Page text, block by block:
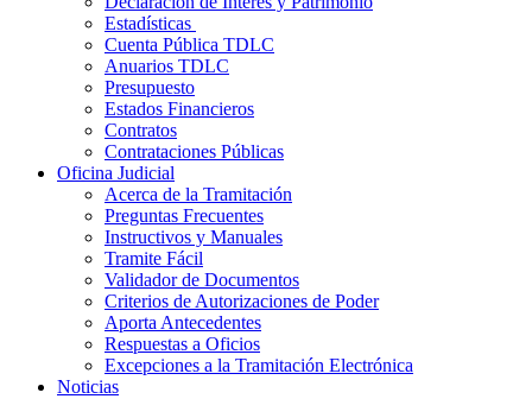
Estadísticas
Cuenta Pública TDLC
Anuarios TDLC
Presupuesto
Estados Financieros
Contratos
Contrataciones Públicas
Oficina Judicial
Acerca de la Tramitación
Preguntas Frecuentes
Instructivos y Manuales
Tramite Fácil
Validador de Documentos
Criterios de Autorizaciones de Poder
Aporta Antecedentes
Respuestas a Oficios
Excepciones a la Tramitación Electrónica
Noticias